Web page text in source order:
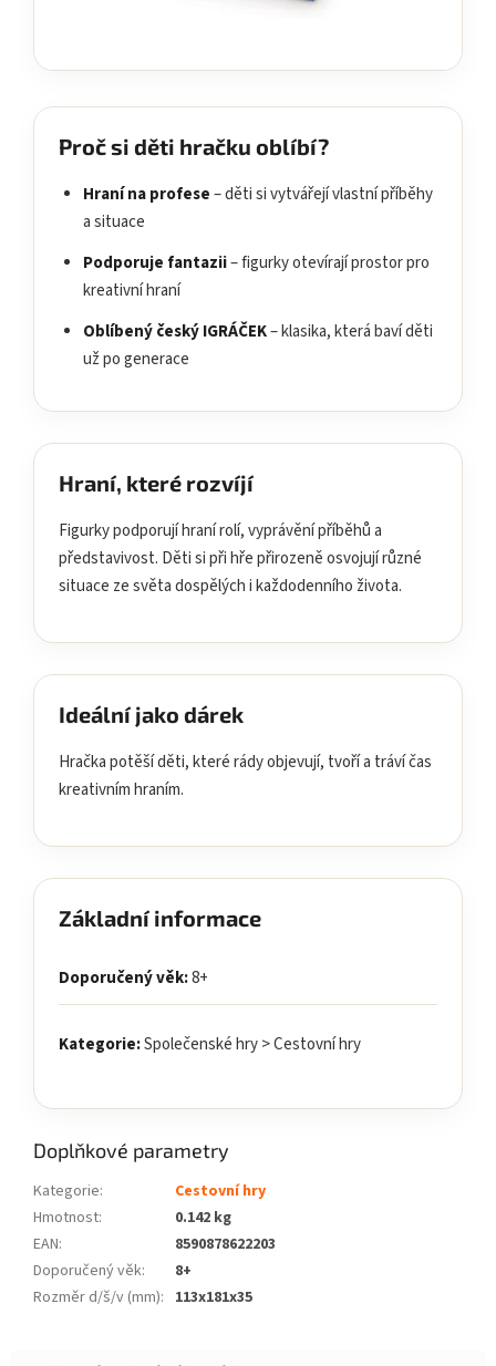
Proč si děti hračku oblíbí?
Hraní na profese– děti si vytvářejí vlastní příběhy
a situace
Podporuje fantazii– figurky otevírají prostor pro
kreativní hraní
Oblíbený český IGRÁČEK– klasika, která baví děti
už po generace
Hraní, které rozvíjí
Figurky podporují hraní rolí, vyprávění příběhů a
představivost. Děti si při hře přirozeně osvojují různé
situace ze světa dospělých i každodenního života.
Ideální jako dárek
Hračka potěší děti, které rády objevují, tvoří a tráví čas
kreativním hraním.
Základní informace
Doporučený věk:8+
Kategorie:Společenské hry > Cestovní hry
Doplňkové parametry
Kategorie:
Cestovní hry
Hmotnost:
0.142 kg
EAN:
8590878622203
Doporučený věk:
8+
Rozměr d/š/v (mm): 113x181x35